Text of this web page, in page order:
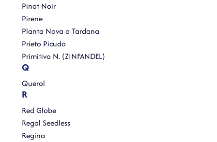
Pinot Noir
Pirene
Planta Nova o Tardana
Prieto Picudo
Primitivo N. (ZINFANDEL)
Q
Querol
R
Red Globe
Regal Seedless
Regina